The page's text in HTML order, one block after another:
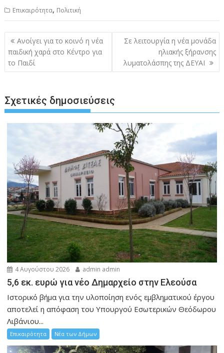
Επικαιρότητα, Πολιτική
Πλοήγηση
άρθρων
Ανοίγει για το κοινό η νέα
παιδική χαρά στο Κέντρο για
το Παιδί
Σε λειτουργία η νέα μονάδα
ηλιακής ξήρανσης
λυματολάσπης της ΔΕΥΑΙ
Σχετικές δημοσιεύσεις
4 Αυγούστου 2026 admin admin
5,6 εκ. ευρώ για νέο Δημαρχείο στην Ελεούσα
Ιστορικό βήμα για την υλοποίηση ενός εμβληματικού έργου
αποτελεί η απόφαση του Υπουργού Εσωτερικών Θεόδωρου
Λιβάνιου...
Επικαιρότητα Νέα των Δήμων